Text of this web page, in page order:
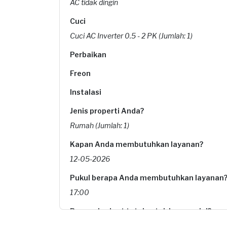
AC tidak dingin
Cuci
Cuci AC Inverter 0.5 - 2 PK (Jumlah: 1)
Perbaikan
Freon
Instalasi
Jenis properti Anda?
Rumah (Jumlah: 1)
Kapan Anda membutuhkan layanan?
12-05-2026
Pukul berapa Anda membutuhkan layanan?
17:00
Berapa budget total untuk layanan ini?